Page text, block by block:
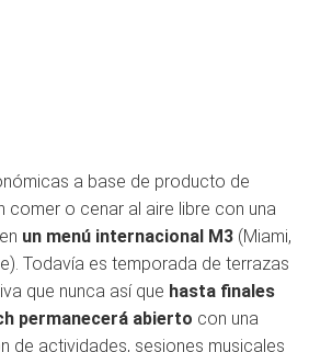
a base de producto de
comer o cenar al aire libre con una
un menú internacional M3 (Miami,
Todavía es temporada de terrazas
que nunca así que hasta finales
permanecerá abierto con una
de actividades, sesiones musicales